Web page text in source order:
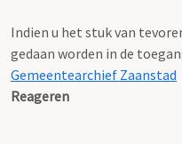
Indien u het stuk van
gedaan worden in de
Gemeentearchief Zaanstad
Reageren